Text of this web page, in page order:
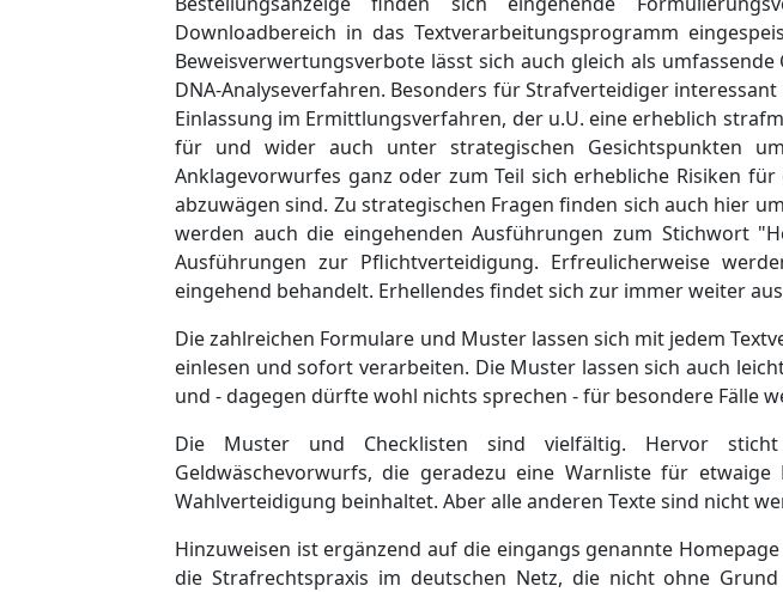
Downloadbereich in das Textverarbeitungsprogramm
Beweisverwertungsverbote lässt sich auch gleich als
DNA-Analyseverfahren. Besonders für Strafverteidiger
Einlassung im Ermittlungsverfahren, der u.U. eine erheblich
für und wider auch unter strategischen Gesichtspunkten
Anklagevorwurfes ganz oder zum Teil sich erhebliche Risiken
abzuwägen sind. Zu strategischen Fragen finden sich auch hier
werden auch die eingehenden Ausführungen zum Stichwort
Ausführungen zur Pflichtverteidigung. Erfreulicherweise
eingehend behandelt. Erhellendes findet sich zur immer weiter
Die zahlreichen Formulare und Muster lassen sich mit jedem
einlesen und sofort verarbeiten. Die Muster lassen sich auch
und - dagegen dürfte wohl nichts sprechen - für besondere Fälle
Die Muster und Checklisten sind vielfältig. Hervor
Geldwäschevorwurfs, die geradezu eine Warnliste für
Wahlverteidigung beinhaltet. Aber alle anderen Texte sind nicht
Hinzuweisen ist ergänzend auf die eingangs genannte
die Strafrechtspraxis im deutschen Netz, die nicht ohne